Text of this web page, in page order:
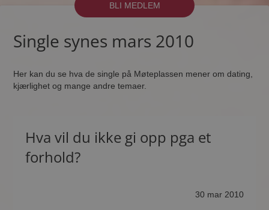
BLI MEDLEM
Single synes mars 2010
Her kan du se hva de single på Møteplassen mener om dating,
kjærlighet og mange andre temaer.
Hva vil du ikke gi opp pga et
forhold?
30 mar 2010